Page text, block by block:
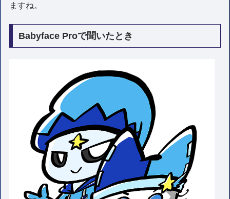
ますね。
Babyface Proで聞いたとき